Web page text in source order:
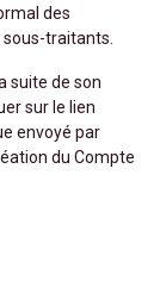
des
traitants.
suite de son
sur le lien
envoyé par
du Compte